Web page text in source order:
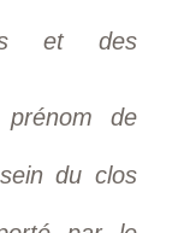
et des
de
du clos